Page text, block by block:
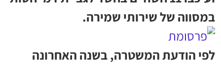
במסווה של שירותי שמירה.
לפי הודעת המשטרה, בשנה האחרונה